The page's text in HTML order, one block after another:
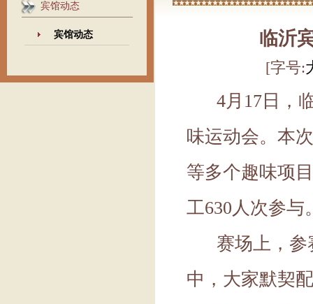
宾馆动态
宾馆动态 临沂
[字号:
4月 17日，
味运动会。本
等多个趣味项
工630人次参与
赛场上，
中，大家默契